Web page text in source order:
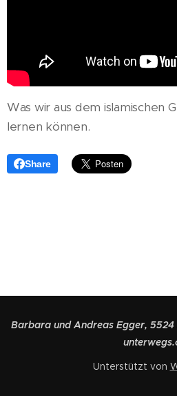
Was wir aus dem islamischen
lernen können.
Share
Barbara und Andreas Egger,
Unterstützt von